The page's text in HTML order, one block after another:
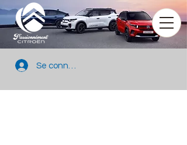
Se connecter